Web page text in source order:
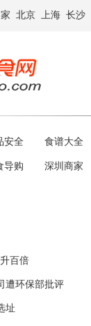
北京 上海 长沙
安全 食谱大全
导购 深圳商家
百倍
遭环保部批评
址